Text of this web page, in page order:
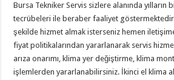
Bursa Tekniker Servis sizlere alanında yılların
tecrübeleri ile beraber faaliyet göstermektedir.
şekilde hizmet almak isterseniz hemen
fiyat politikalarından yararlanarak servis
arıza onarımı, klima yer değiştirme, klima
işlemlerden yararlanabilirsiniz. İkinci el klima